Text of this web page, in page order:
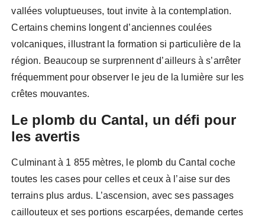
vallées voluptueuses, tout invite à la contemplation.
Certains chemins longent d’anciennes coulées
volcaniques, illustrant la formation si particulière de la
région. Beaucoup se surprennent d’ailleurs à s’arrêter
fréquemment pour observer le jeu de la lumière sur les
crêtes mouvantes.
Le plomb du Cantal, un défi pour
les avertis
Culminant à 1 855 mètres, le plomb du Cantal coche
toutes les cases pour celles et ceux à l’aise sur des
terrains plus ardus. L’ascension, avec ses passages
caillouteux et ses portions escarpées, demande certes